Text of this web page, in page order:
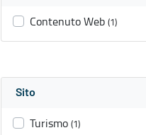
Contenuto Web (1)
Sito
Turismo (1)